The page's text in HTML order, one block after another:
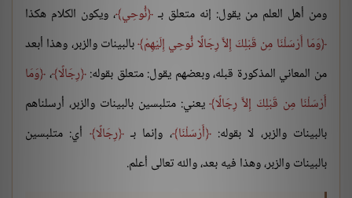
ومن أهل العلم من يقول: إنه متعلق بـ نُّوحِي ، ويكون الكلام هكذا
وَمَا أَرْسَلْنَا مِن قَبْلِكَ إِلاَّ رِجَالًا نُّوحِي إِلَيْهِمْ بالبينات والزبر، وهذا أبعد
من المعاني المذكورة قبله، وبعضهم يقول: متعلق بقوله: رِجَالًا ، وَمَا
أَرْسَلْنَا مِن قَبْلِكَ إِلاَّ رِجَالًا يعني: متلبسين بالبينات والزبر، أرسلناهم
بالبينات والزبر، لا بقوله: أَرْسَلْنَا ، وإنما بـ رِجَالًا
أي: متلبسين
بالبينات والزبر، وهذا فيه بعد، والله تعالى أعلم.